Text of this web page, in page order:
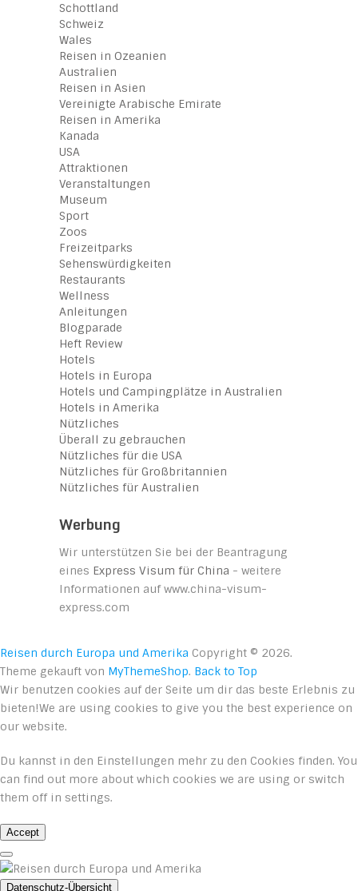
Schottland
Schweiz
Wales
Reisen in Ozeanien
Australien
Reisen in Asien
Vereinigte Arabische Emirate
Reisen in Amerika
Kanada
USA
Attraktionen
Veranstaltungen
Museum
Sport
Zoos
Freizeitparks
Sehenswürdigkeiten
Restaurants
Wellness
Anleitungen
Blogparade
Heft Review
Hotels
Hotels in Europa
Hotels und Campingplätze in Australien
Hotels in Amerika
Nützliches
Überall zu gebrauchen
Nützliches für die USA
Nützliches für Großbritannien
Nützliches für Australien
Werbung
Wir unterstützen Sie bei der Beantragung
eines Express Visum für China - weitere
Informationen auf www.china-visum-
express.com
Reisen durch Europa und Amerika Copyright © 2026.
Theme gekauft von MyThemeShop. Back to Top
Wir benutzen cookies auf der Seite um dir das beste Erlebnis zu
bieten!We are using cookies to give you the best experience on
our website.
Du kannst in den Einstellungen mehr zu den Cookies finden. You
can find out more about which cookies we are using or switch
them off in settings.
Accept
Datenschutz-Übersicht